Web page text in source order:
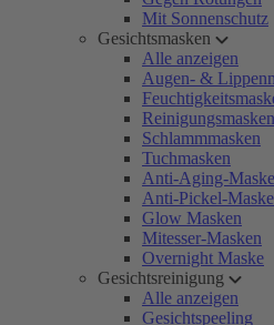
Mit Sonnenschutz
Gesichtsmasken
Alle anzeigen
Augen- &
Reinigungsmasken
Schlammmasken
Tuchmasken
Anti-Aging-
Anti-Pickel-
Glow Masken
Mitesser-Masken
Overnight Maske
Gesichtsreinigung
Alle anzeigen
Gesichtspeeling